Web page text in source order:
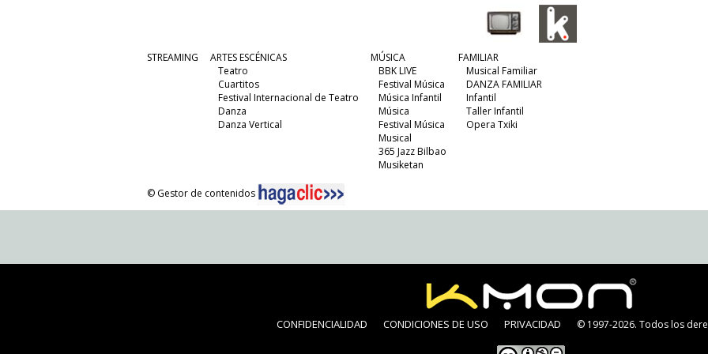
STREAMING
ARTES ESCÉNICAS
Teatro
Cuartitos
Festival Internacional de Teatro
Danza
Danza Vertical
MÚSICA
BBK LIVE
Festival Música
Música Infantil
Música
Festival Música
Musical
365 Jazz Bilbao
Musiketan
FAMILIAR
Musical Familiar
DANZA FAMILIAR
Infantil
Taller Infantil
Opera Txiki
© Gestor de contenidos
CONFIDENCIALIDAD CONDICIONES DE USO PRIVACIDAD © 1997-2026. Todos los